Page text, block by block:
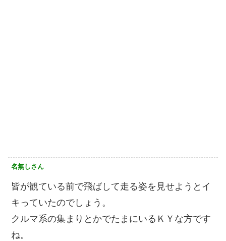
名無しさん
皆が観ている前で飛ばして走る姿を見せようとイ
キっていたのでしょう。
クルマ系の集まりとかでたまにいるＫＹな方です
ね。